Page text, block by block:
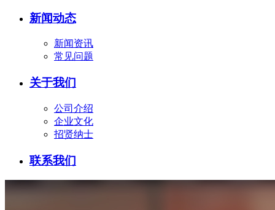
新闻动态
新闻资讯
常见问题
关于我们
公司介绍
企业文化
招贤纳士
联系我们